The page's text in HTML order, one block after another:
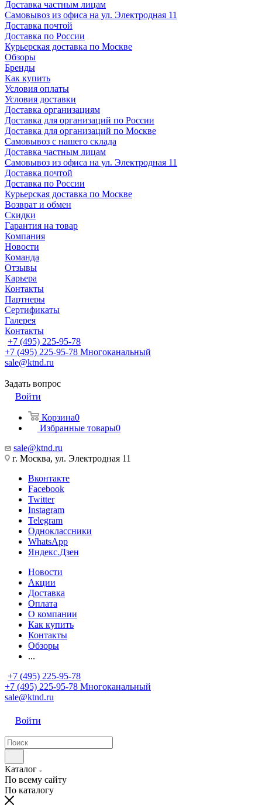
Доставка частным лицам
Самовывоз из офиса на ул. Электродная 11
Доставка почтой
Доставка по России
Курьерская доставка по Москве
Обзоры
Бренды
Как купить
Условия оплаты
Условия доставки
Доставка организациям
Доставка для организаций по России
Доставка для организаций по Москве
Самовывоз с нашего склада
Доставка частным лицам
Самовывоз из офиса на ул. Электродная 11
Доставка почтой
Доставка по России
Курьерская доставка по Москве
Возврат и обмен
Скидки
Гарантия на товар
Компания
Новости
Команда
Отзывы
Карьера
Контакты
Партнеры
Сертификаты
Галерея
Контакты
+7 (495) 225-95-78
+7 (495) 225-95-78 Многоканальный
sale@ktnd.ru
Задать вопрос
Войти
Корзина0
Избранные товары0
sale@ktnd.ru
г. Москва, ул. Электродная 11
Вконтакте
Facebook
Twitter
Instagram
Telegram
Одноклассники
WhatsApp
Яндекс.Дзен
Новости
Акции
Доставка
Оплата
О компании
Как купить
Контакты
Обзоры
...
+7 (495) 225-95-78
+7 (495) 225-95-78 Многоканальный
sale@ktnd.ru
Войти
Каталог
По всему сайту
По каталогу